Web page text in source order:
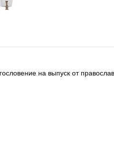
на выпуск от